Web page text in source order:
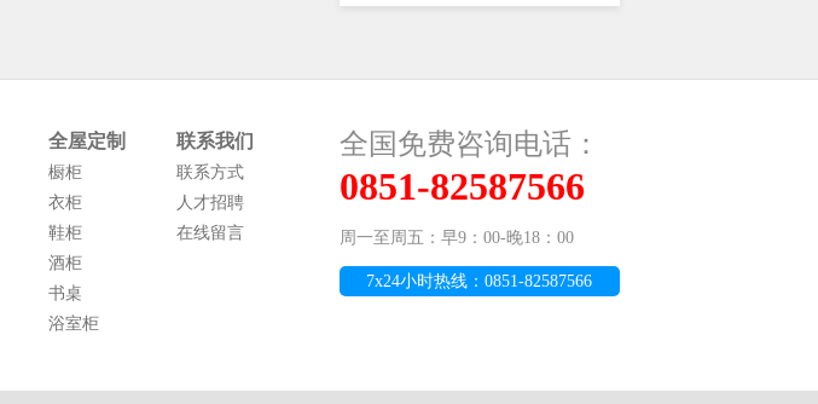
全屋定制
橱柜
衣柜
鞋柜
酒柜
书桌
浴室柜
联系我们
联系方式
人才招聘
在线留言
全国免费咨询电话：
0851-82587566
周一至周五：早9：00-晚18：00
7x24小时热线：0851-82587566